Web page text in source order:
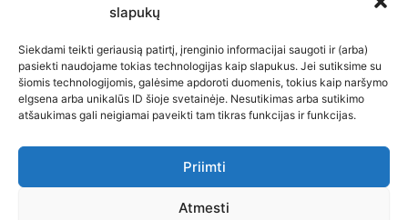
slapukų
Siekdami teikti geriausią patirtį, įrenginio informacijai saugoti ir (arba)
pasiekti naudojame tokias technologijas kaip slapukus. Jei sutiksime su
šiomis technologijomis, galėsime apdoroti duomenis, tokius kaip naršymo
elgsena arba unikalūs ID šioje svetainėje. Nesutikimas arba sutikimo
atšaukimas gali neigiamai paveikti tam tikras funkcijas ir funkcijas.
Priimti
Atmesti
Privatumo politika
Slapukų politika (ES)
Bendra kontaktinė informacija
Kontaktai